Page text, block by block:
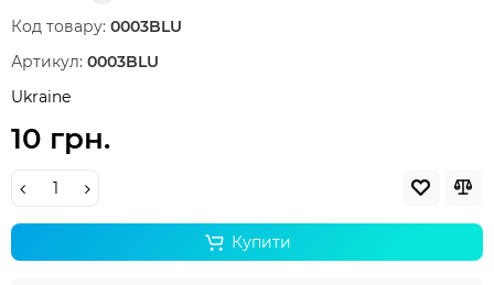
Код товару: 0003BLU
Артикул: 0003BLU
Ukraine
10 грн.
Купити